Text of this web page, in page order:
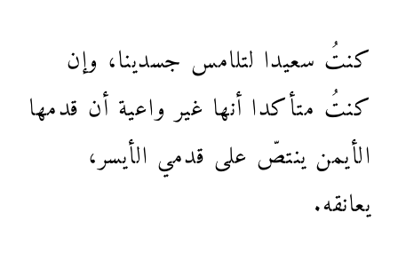
كنتُ سعيدا لتلامس جسدينا، وإن
كنتُ متأكدا أنها غير واعية أن قدمها
الأيمن ينتصّ على قدمي الأيسر،
يعانقه.